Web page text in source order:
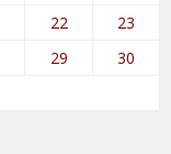
22
23
29
30